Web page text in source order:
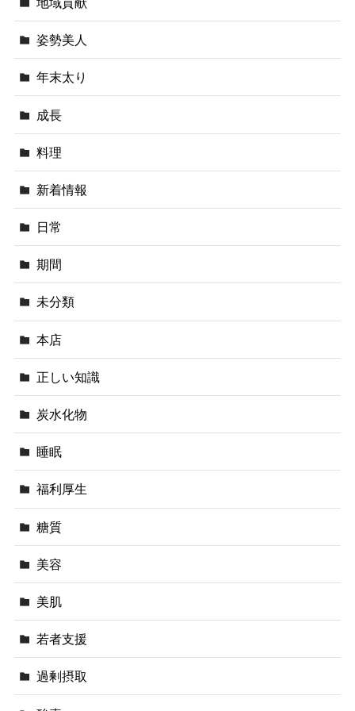
姿勢美人
年末太り
成長
料理
新着情報
日常
期間
未分類
本店
正しい知識
炭水化物
睡眠
福利厚生
糖質
美容
美肌
若者支援
過剰摂取